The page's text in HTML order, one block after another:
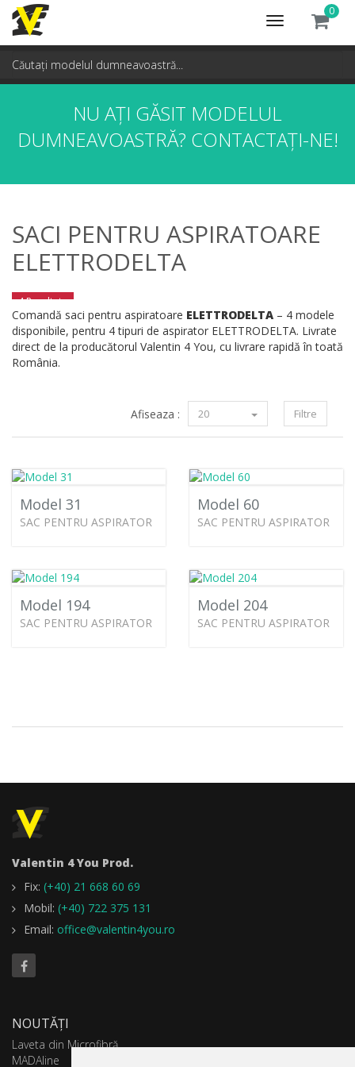
Toggle
navigation
0
NU AȚI GĂSIT MODELUL
DUMNEAVOASTRĂ? CONTACTAȚI-NE!
SACI PENTRU ASPIRATOARE
ELETTRODELTA
4 Rezultate
Comandă saci pentru aspiratoare ELETTRODELTA – 4 modele
disponibile, pentru 4 tipuri de aspirator ELETTRODELTA. Livrate
direct de la producătorul Valentin 4 You, cu livrare rapidă în toată
România.
Filtre
Afiseaza : 20
Model 31
SAC PENTRU ASPIRATOR
Model 60
SAC PENTRU ASPIRATOR
Model 194
SAC PENTRU ASPIRATOR
Model 204
SAC PENTRU ASPIRATOR
Valentin 4 You Prod.
Fix: (+40) 21 668 60 69
Mobil: (+40) 722 375 131
Email: office@valentin4you.ro
NOUTĂȚI
Laveta din Microfibră
MADAline